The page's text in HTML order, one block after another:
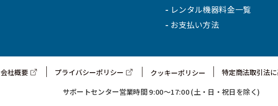
レンタル機器料金一覧
お支払い方法
会社概要 プライバシーポリシー クッキーポリシー 特定商法取引法
サポートセンター営業時間9:00～17:00 (土・日・祝日を除く)